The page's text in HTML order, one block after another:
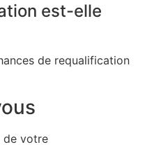
est-elle
de requalification
de votre